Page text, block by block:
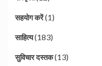
सहयोग करें(1)
साहित्य(183)
सुविचार दस्तक(13)